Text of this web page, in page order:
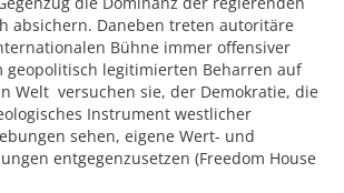
absichern. Daneben treten autoritäre
Bühne immer offensiver
geopolitisch legitimierten Beharren auf
Welt versuchen sie, der Demokratie, die
Instrument westlicher
sehen, eigene Wert- und
entgegenzusetzen (Freedom House